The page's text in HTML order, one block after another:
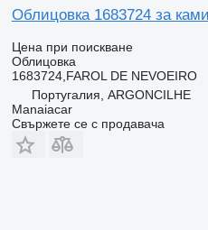
Облицовка 1683724 за
Цена при поискване
Облицовка
1683724,FAROL DE NEVOEIRO
Португалия, ARGONCILHE
Manaiacar
Свържете се с продавача